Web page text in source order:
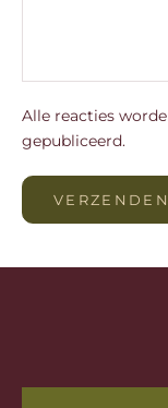
Alle reacties
gepubliceerd.
VERZENDEN